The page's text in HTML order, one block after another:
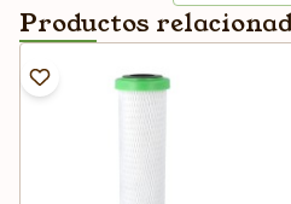
Productos